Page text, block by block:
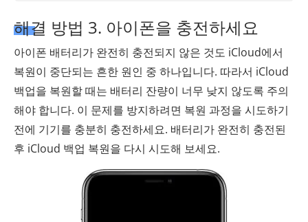
해결 방법 3. 아이폰을 충전하세요
아이폰 배터리가 완전히 충전되지 않은 것도 iCloud에서
복원이 중단되는 흔한 원인 중 하나입니다. 따라서 iCloud
백업을 복원할 때는 배터리 잔량이 너무 낮지 않도록 주의
해야 합니다. 이 문제를 방지하려면 복원 과정을 시도하기
전에 기기를 충분히 충전하세요. 배터리가 완전히 충전된
후 iCloud 백업 복원을 다시 시도해 보세요.